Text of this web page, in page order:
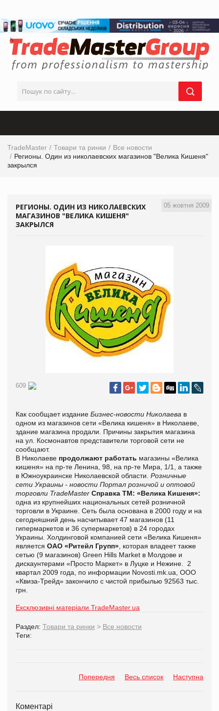
TradeMaster Товари та ринки
Все новости
Регионы. Один из николаевских магазинов "Велика Кишеня"
закрылся
05 жовтня 2009
РЕГИОНЫ. ОДИН ИЗ НИКОЛАЕВСКИХ
МАГАЗИНОВ "ВЕЛИКА КИШЕНЯ"
ЗАКРЫЛСЯ
609
Как сообщает издание Бизнес-новости Николаева в
одном из магазинов сети «Велика кишеня» в Николаеве,
здание магазина продали. Причины закрытия магазина
на ул. Космонавтов представители торговой сети не
сообщают.
В Николаеве продолжают работать магазины «Велика
кишеня» на пр-те Ленина, 98, на пр-те Мира, 1/1, а также
в Южноукраинске Николаевской области. Розничные
сети Украины - новости Портал розничой и оптовой
торговли TradeMaster Справка ТМ: «Велика Кишеня»:
одна из крупнейших национальных сетей розничной
торговли в Украине. Сеть была основана в 2000 году и на
сегодняшний день насчитывает 47 магазинов (11
гипермаркетов и 36 супермаркетов) в 24 городах
Украины. Холдинговой компанией сети «Велика Кишеня»
является ОАО «Ритейл Групп» , которая владеет также
сетью (9 магазинов) Green Hills Market в Молдове и
дискаунтерами «Просто Маркет» в Луцке и Нежине. 2
квартал 2009 года, по информации Novosti.mk.ua, ООО
«Квиза-Трейд» закончило с чистой прибылью 92563 тыс.
грн.
Ексклюзивні матеріали TradeMaster.ua
Раздел: Товари та ринки > Все новости
Теги:
Попередня Весь список Наступна
Коментарі